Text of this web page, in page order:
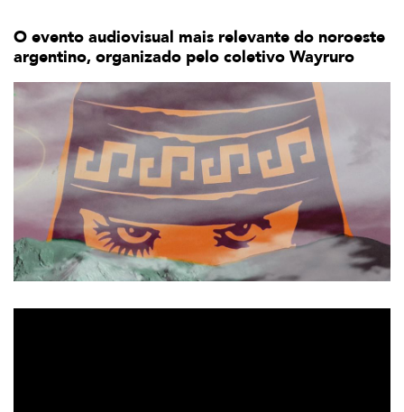
O evento audiovisual mais relevante do noroeste
argentino, organizado pelo coletivo Wayruro